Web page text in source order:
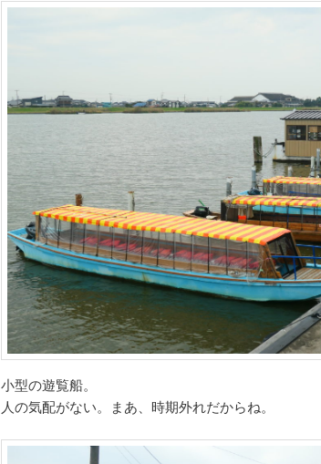
小型の遊覧船。
人の気配がない。まあ、時期外れだからね。